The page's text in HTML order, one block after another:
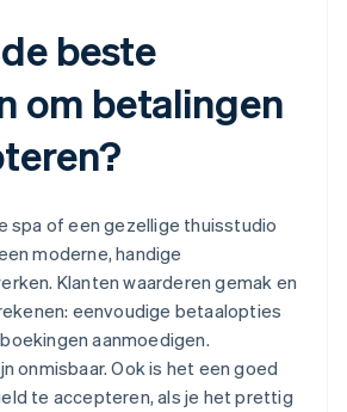
beste
om betalingen
spa of een gezellige thuisstudio
moderne, handige
Klanten waarderen gemak en
eenvoudige betaalopties
aanmoedigen.
onmisbaar. Ook is het een goed
te accepteren, als je het prettig